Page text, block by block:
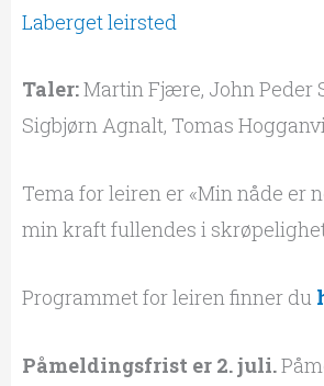
Laberget leirsted
Taler:Martin Fjære, John Peder
Sigbjørn Agnalt, Tomas
Tema for leiren er «Min nåde er
min kraft fullendes i
Programmet for leiren finner du
Påmeldingsfrist er 2. juli.